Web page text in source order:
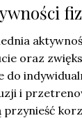
oraz
do
i